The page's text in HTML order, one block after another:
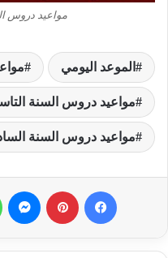
مواعيد دروس
الموعد اليومي
مواعيد دروس السنة
مواعيد دروس السنة